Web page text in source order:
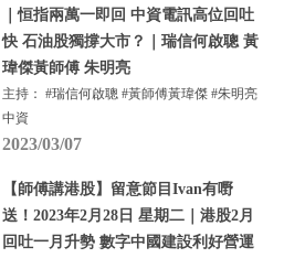
｜恒指兩萬一即回 中資電訊高位回吐
快 石油股獨撐大市？｜瑞信何啟聰 黃
瑋傑黃師傅 朱明亮
主持： #瑞信何啟聰 #黃師傅黃瑋傑 #朱明亮
中資
2023/03/07
【師傅講港股】留意節目Ivan有嘢
送！2023年2月28日 星期二｜港股2月
回吐一月升勢 數字中國建設利好營運